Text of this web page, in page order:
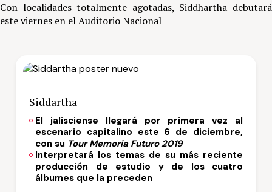
Con localidades totalmente agotadas, Siddhartha debutará
este viernes en el Auditorio Nacional
Siddartha
El jalisciense llegará por primera vez al
escenario capitalino este 6 de diciembre,
con su Tour Memoria Futuro 2019
Interpretará los temas de su más reciente
producción de estudio y de los cuatro
álbumes que la preceden